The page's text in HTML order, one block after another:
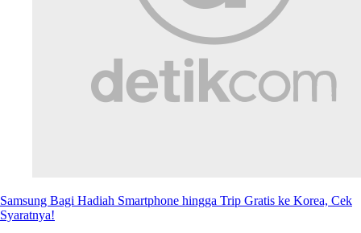
Samsung Bagi Hadiah Smartphone hingga Trip Gratis ke Korea, Cek
Syaratnya!